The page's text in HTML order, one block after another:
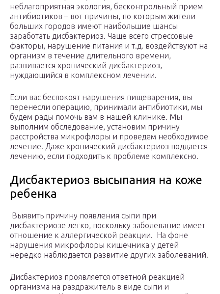
неблагоприятная экология, бесконтрольный прием
антибиотиков – вот причины, по которым жители
больших городов имеют наибольшие шансы
заработать дисбактериоз. Чаще всего стрессовые
факторы, нарушение питания и т.д. воздействуют на
организм в течение длительного времени,
развивается хронический дисбактериоз,
нуждающийся в комплексном лечении.
Если вас беспокоят нарушения пищеварения, вы
перенесли операцию, принимали антибиотики, мы
будем рады помочь вам в нашей клинике. Мы
выполним обследование, установим причину
расстройства микрофлоры и проведем необходимое
лечение. Даже хронический дисбактериоз поддается
лечению, если подходить к проблеме комплексно.
Дисбактериоз высыпания на коже
ребенка
Выявить причину появления сыпи при
дисбактериозе легко, поскольку заболевание имеет
отношение к аллергической реакции. На фоне
нарушения микрофлоры кишечника у детей
нередко наблюдается развитие других заболеваний.
Дисбактериоз проявляется ответной реакцией
организма на раздражитель в виде сыпи и